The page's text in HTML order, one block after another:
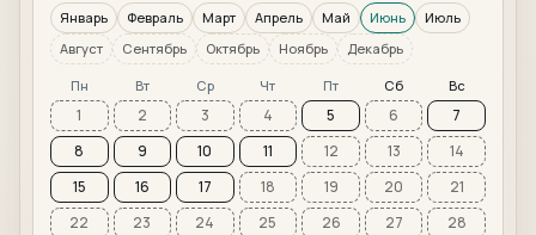
Январь Февраль Март Апрель Май Июнь
Июль
Август
Сентябрь Октябрь Ноябрь Декабрь
Пн Вт Ср Чт Пт Сб Вс
1 2 3 4 5 6
7
8
9 10 11 12 13
14
15
16 17 18 19 20
21
22
23 24 25 26 27
28